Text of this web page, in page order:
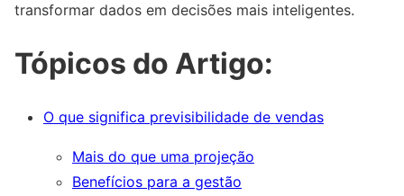
transformar dados em decisões mais inteligentes.
Tópicos do Artigo:
O que significa previsibilidade de vendas
Mais do que uma projeção
Benefícios para a gestão